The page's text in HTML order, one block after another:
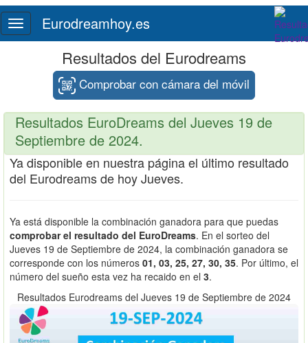
Toggle
navigation
Eurodreamhoy.es
Resultados del Eurodreams
Comprobar con cámara del móvil
Resultados EuroDreams del Jueves 19 de
Septiembre de 2024.
Ya disponible en nuestra página el último resultado
del Eurodreams de hoy Jueves.
Ya está disponible la combinación ganadora para que puedas
comprobar el resultado del EuroDreams. En el sorteo del
Jueves 19 de Septiembre de 2024, la combinación ganadora se
corresponde con los números 01, 03, 25, 27, 30, 35. Por último, el
número del sueño esta vez ha recaido en el 3.
Resultados Eurodreams del Jueves 19 de Septiembre de 2024